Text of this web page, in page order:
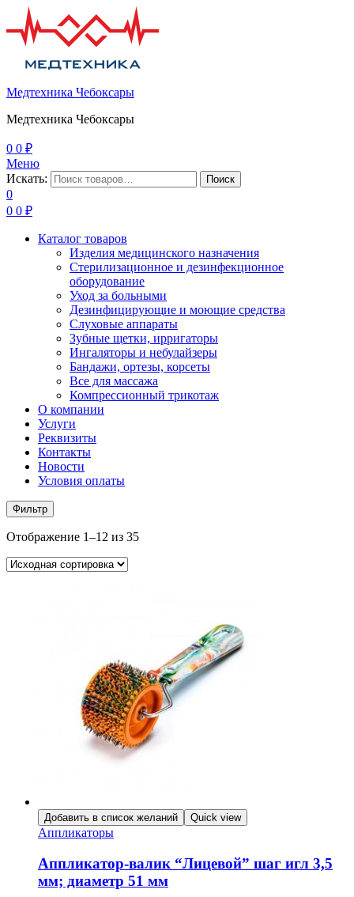
Медтехника Чебоксары
Медтехника Чебоксары
0 0 ₽
Меню
Искать:
Поиск
0
0 0 ₽
Каталог товаров
Изделия медицинского назначения
Стерилизационное и дезинфекционное
оборудование
Уход за больными
Дезинфицирующие и моющие средства
Слуховые аппараты
Зубные щетки, ирригаторы
Ингаляторы и небулайзеры
Бандажи, ортезы, корсеты
Все для массажа
Компрессионный трикотаж
О компании
Услуги
Реквизиты
Контакты
Новости
Условия оплаты
Фильтр
Отображение 1–12 из 35
Добавить в список желаний Quick view
Аппликаторы
Аппликатор-валик “Лицевой” шаг игл 3,5
мм; диаметр 51 мм